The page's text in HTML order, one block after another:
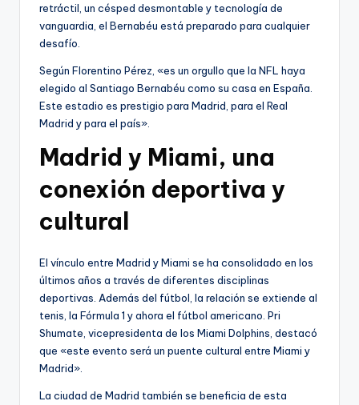
retráctil, un césped desmontable y tecnología de
vanguardia, el Bernabéu está preparado para cualquier
desafío.
Según Florentino Pérez, «es un orgullo que la NFL haya
elegido al Santiago Bernabéu como su casa en España.
Este estadio es prestigio para Madrid, para el Real
Madrid y para el país».
Madrid y Miami, una
conexión deportiva y
cultural
El vínculo entre Madrid y Miami se ha consolidado en los
últimos años a través de diferentes disciplinas
deportivas. Además del fútbol, la relación se extiende al
tenis, la Fórmula 1 y ahora el fútbol americano. Pri
Shumate, vicepresidenta de los Miami Dolphins, destacó
que «este evento será un puente cultural entre Miami y
Madrid».
La ciudad de Madrid también se beneficia de esta